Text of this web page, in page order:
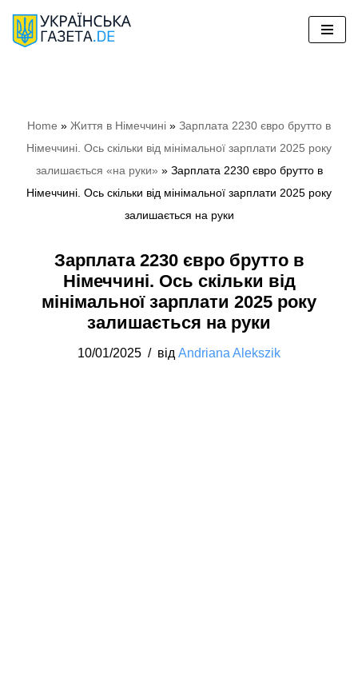
Перейти
Home » Життя в Німеччині » Зарплата 2230 євро брутто в
Німеччині. Ось скільки від мінімальної зарплати 2025 року
залишається «на руки» » Зарплата 2230 євро брутто в
Німеччині. Ось скільки від мінімальної зарплати 2025 року
залишається на руки
Зарплата 2230 євро брутто в
Німеччині. Ось скільки від
мінімальної зарплати 2025 року
залишається на руки
10/01/2025 від Andriana Alekszik